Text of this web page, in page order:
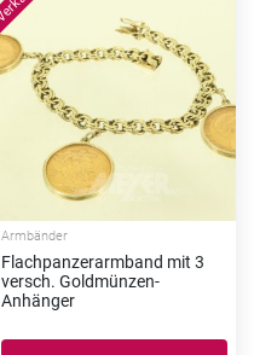
Armbänder
Flachpanzerarmband mit 3
versch. Goldmünzen-
Anhänger